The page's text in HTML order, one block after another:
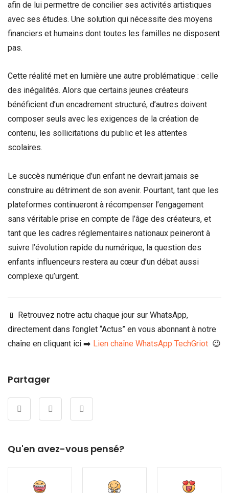
afin de lui permettre de concilier ses activités artistiques
avec ses études. Une solution qui nécessite des moyens
financiers et humains dont toutes les familles ne disposent
pas.
Cette réalité met en lumière une autre problématique : celle
des inégalités. Alors que certains jeunes créateurs
bénéficient d’un encadrement structuré, d’autres doivent
composer seuls avec les exigences de la création de
contenu, les sollicitations du public et les attentes
scolaires.
Le succès numérique d’un enfant ne devrait jamais se
construire au détriment de son avenir. Pourtant, tant que les
plateformes continueront à récompenser l’engagement
sans véritable prise en compte de l’âge des créateurs, et
tant que les cadres réglementaires nationaux peineront à
suivre l’évolution rapide du numérique, la question des
enfants influenceurs restera au cœur d’un débat aussi
complexe qu’urgent.
📱 Retrouvez notre actu chaque jour sur WhatsApp,
directement dans l’onglet “Actus” en vous abonnant à notre
chaîne en cliquant ici ➡️ Lien chaîne WhatsApp TechGriot 😉
Partager
Qu'en avez-vous pensé?